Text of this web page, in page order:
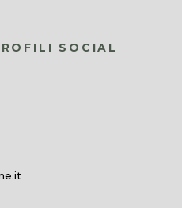
SOCIAL